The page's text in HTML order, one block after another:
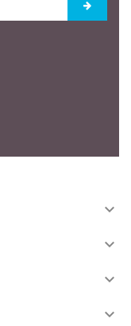



